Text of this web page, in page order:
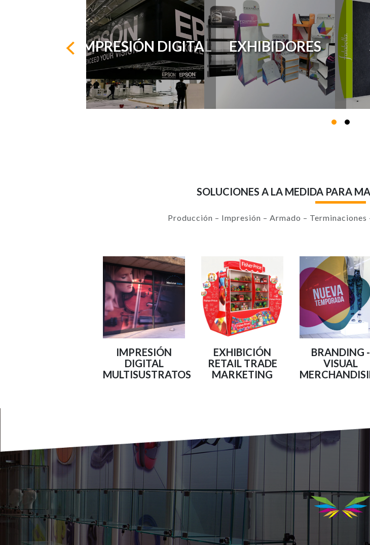
IMPRESIÓN DIGITAL EXHIBIDORES
SOLUCIONES A LA MEDIDA PARA
Producción – Impresión – Armado –
IMPRESIÓN
DIGITAL
MULTISUSTRATOS
EXHIBICIÓN
RETAIL TRADE
MARKETING
BRANDING -
VISUAL